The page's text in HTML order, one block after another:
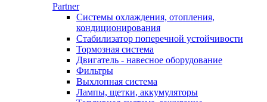
Partner
Системы охлаждения, отопления,
кондиционирования
Стабилизатор поперечной устойчивости
Тормозная система
Двигатель - навесное оборудование
Фильтры
Выхлопная система
Лампы, щетки, аккумуляторы